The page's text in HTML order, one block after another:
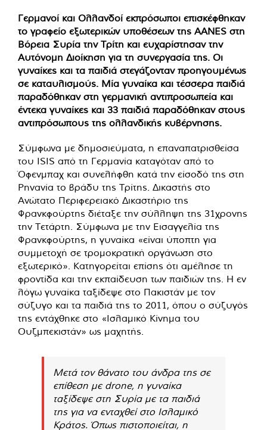
Γερμανοί και Ολλανδοί εκπρόσωποι επισκέφθηκαν
το γραφείο εξωτερικών υποθέσεων της AANES στη
Βόρεια Συρία την Τρίτη και ευχαρίστησαν την
Αυτόνομη Διοίκηση για τη συνεργασία της. Οι
γυναίκες και τα παιδιά στεγάζονταν προηγουμένως
σε καταυλισμούς. Μία γυναίκα και τέσσερα παιδιά
παραδόθηκαν στη γερμανική αντιπροσωπεία και
έντεκα γυναίκες και 33 παιδιά παραδόθηκαν στους
αντιπρόσωπους της ολλανδικής κυβέρνησης.
Σύμφωνα με δημοσιεύματα, η επαναπατρισθείσα
του ISIS από τη Γερμανία καταγόταν από το
Όφενμπαχ και συνελήφθη κατά την είσοδό της στη
Ρηνανία το βράδυ της Τρίτης. Δικαστής στο
Ανώτατο Περιφερειακό Δικαστήριο της
Φρανκφούρτης διέταξε την σύλληψη της 31χρονης
την Τετάρτη. Σύμφωνα με την Εισαγγελία της
Φρανκφούρτης, η γυναίκα «είναι ύποπτη για
συμμετοχή σε τρομοκρατική οργάνωση στο
εξωτερικό». Κατηγορείται επίσης ότι αμέλησε τη
φροντίδα και την εκπαίδευση των παιδιών της. Η εν
λόγω γυναίκα ταξίδεψε στο Πακιστάν με τον
σύζυγο και τα παιδιά της το 2011, όπου ο σύζυγός
της εντάχθηκε στο «Ισλαμικό Κίνημα του
Ουζμπεκιστάν» ως μαχητής.
Μετά τον θάνατο του άνδρα της σε
επίθεση με drone, η γυναίκα
ταξίδεψε στη Συρία με τα παιδιά
της για να ενταχθεί στο Ισλαμικό
Κράτος. Όπως πιστοποιείται, η